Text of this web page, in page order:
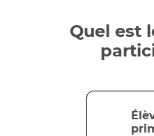
Quel est